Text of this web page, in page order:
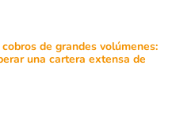
de grandes volúmenes:
una cartera extensa de